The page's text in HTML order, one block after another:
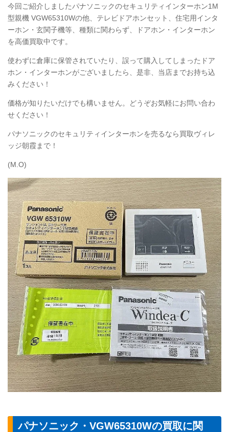
今回ご紹介しましたパナソニックのセキュリティインターホン1M
型親機 VGW65310Wの他、 テレビドアホンセット
住宅用インタ
ーホン・ 玄関子機等 、種類に関わらず、ドアホン・インターホン
を高価買取中です。
使わずに倉庫に保管されていたり、誤って購入してしまったドア
ホン・インターホンがございましたら、是非、当店までお持ち込
みください！
価格が知りたいだけでも構いません。どうぞお気軽にお問い合わ
せください！
パナソニックのセキュリティインターホンを売るなら買取ヴィレ
ッジ朝霞まで！
(M.O)
パナソニック・VGW65310Wの買取に関